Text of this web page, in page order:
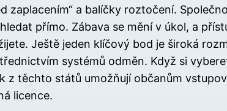
zaplacením“ a balíčky roztočení.
přímo. Zábava se mění v úkol, a
Ještě jeden klíčový bod je široká
systémů odměn. Když si
z těchto států umožňují občanům
licence.